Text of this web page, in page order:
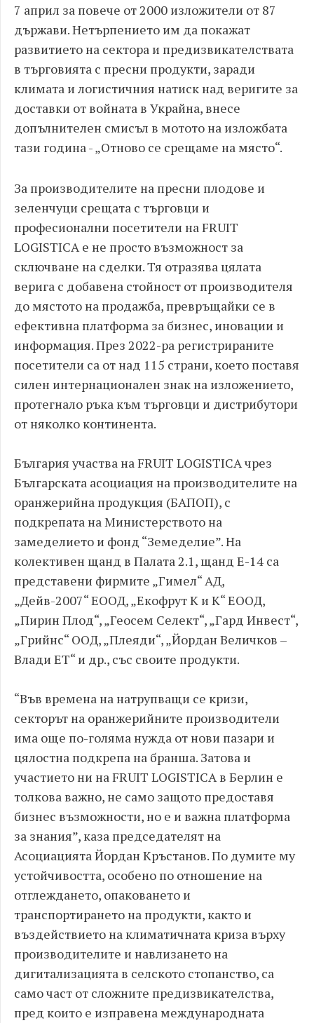
7 април за повече от 2000 изложители от 87
държави. Нетърпението им да покажат
развитието на сектора и предизвикателствата
в търговията с пресни продукти, заради
климата и логистичния натиск над веригите за
доставки от войната в Украйна, внесе
допълнителен смисъл в мотото на изложбата
тази година - „Отново се срещаме на място“.
За производителите на пресни плодове и
зеленчуци срещата с търговци и
професионални посетители на FRUIT
LOGISTICA е не просто възможност за
сключване на сделки. Тя отразява цялата
верига с добавена стойност от производителя
до мястото на продажба, превръщайки се в
ефективна платформа за бизнес, иновации и
информация. През 2022-ра регистрираните
посетители са от над 115 страни, което поставя
силен интернационален знак на изложението,
протегнало ръка към търговци и дистрибутори
от няколко континента.
България участва на FRUIT LOGISTICA чрез
Българската асоциация на производителите на
оранжерийна продукция (БАПОП), с
подкрепата на Министерството на
замеделието и фонд “Земеделие”. На
колективен щанд в Палата 2.1, щанд Е-14 са
представени фирмите „Гимел“ АД,
„Дейв-2007“ ЕООД, „Екофрут К и К“ ЕООД,
„Пирин Плод“, „Геосем Селект“, „Гард Инвест“,
„Грийнс“ ООД, „Плеяди“, „Йордан Величков –
Влади ЕТ“ и др., със своите продукти.
“Във времена на натрупващи се кризи,
секторът на оранжерийните производители
има още по-голяма нужда от нови пазари и
цялостна подкрепа на бранша. Затова и
участието ни на FRUIT LOGISTICA в Берлин е
толкова важно, не само защото предоставя
бизнес възможности, но е и важна платформа
за знания”, каза председателят на
Асоциацията Йордан Кръстанов. По думите му
устойчивостта, особено по отношение на
отглеждането, опаковането и
транспортирането на продукти, както и
въздействието на климатичната криза върху
производителите и навлизането на
дигитализацията в селското стопанство, са
само част от сложните предизвикателства,
пред които е изправена международната